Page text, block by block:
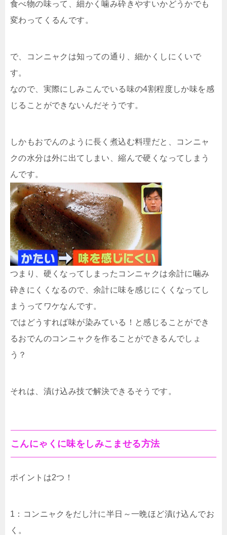
食べ物の味って、細かく噛み砕きやすいかどうかでも
変わってくるんです。
で、コンニャクは知っての通り、細かくしにくいで
す。
なので、実際にしみこんでいる味の4割程度しか味を感
じることができないんだそうです。
しかもおでんのように長く煮込む料理だと、コンニャ
クの水分は外に出てしまい、縮んで硬くなってしまう
んです。
つまり、硬くなってしまったコンニャクは余計に噛み
砕きにくくなるので、余計に味を感じにくくなってし
まうってワケなんです。
ではどうすれば味が染みている！と感じることができ
るおでんのコンニャクを作ることができるんでしょ
う？
それは、漬け込み技で解決できるそうです。
こんにゃくに味をしみこませる方法
ポイントは2つ！
1：コンニャクをだし汁に半日～一晩ほど漬け込んでお
く。